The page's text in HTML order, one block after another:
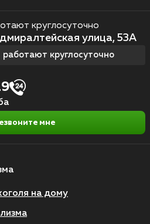
на дому
круглосуточно
улица, 53А
круглосуточно
мне